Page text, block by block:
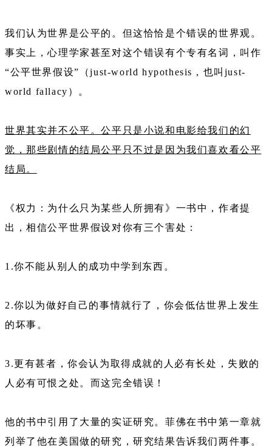
我们认为世界是公平的。但这恰恰是个错误的世界观。
事实上，心理学家甚至对这个错误有个专有名词，叫作
“公平世界假设”（just-world hypothesis，也叫just-
world fallacy）。
世界其实并不公平。公平只是小说和电影给我们的幻
觉，那些剧情的结局公平只不过是因为我们喜欢看公平
结局。
《权力：为什么只为某些人所拥有》一书中，作者提
出，相信公平世界假设对你有三个害处：
1.你不能从别人的成功中学到东西。
2.你以为做好自己的事情就行了，你会低估世界上发生
的坏事。
3.更有甚者，你会认为取得成就的人必有长处，失败的
人必有可恨之处。而这完全错误！
他的书中引用了大量的实证研究。菲佛在书中第一章就
列举了他在美国做的研究，研究结果告诉我们两件事。